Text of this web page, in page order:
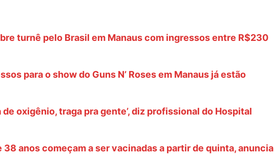
turnê pelo Brasil em Manaus com ingressos entre R$230
para o show do Guns N’ Roses em Manaus já estão
de oxigênio, traga pra gente’, diz profissional do Hospital
38 anos começam a ser vacinadas a partir de quinta, anuncia